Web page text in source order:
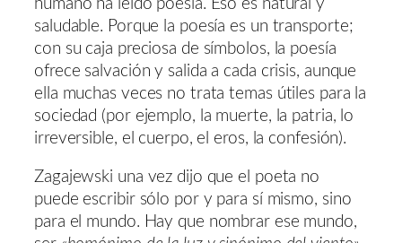
humano ha leído poesía. Eso es natural y
saludable. Porque la poesía es un transporte;
con su caja preciosa de símbolos, la poesía
ofrece salvación y salida a cada crisis, aunque
ella muchas veces no trata temas útiles para la
sociedad (por ejemplo, la muerte, la patria, lo
irreversible, el cuerpo, el eros, la confesión).
Zagajewski una vez dijo que el poeta no
puede escribir sólo por y para sí mismo, sino
para el mundo. Hay que nombrar ese mundo,